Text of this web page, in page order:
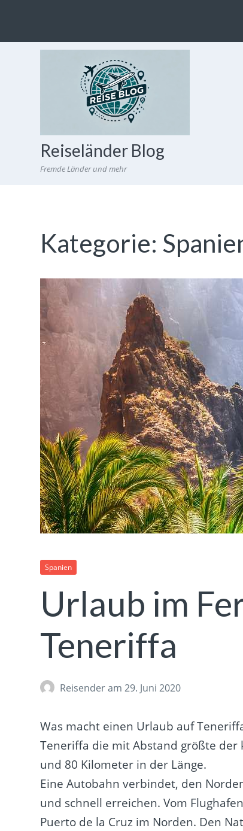
Reiseländer Blog
Fremde Länder und mehr
Kategorie:
Spanien
Urlaub im
Teneriffa
Reisenderam 29. Juni 2020
Was macht einen Urlaub auf
Teneriffa die mit Abstand größte
und 80 Kilometer in der Länge.
Eine Autobahn verbindet, den
und schnell erreichen. Vom
Puerto de la Cruz im Norden. Den